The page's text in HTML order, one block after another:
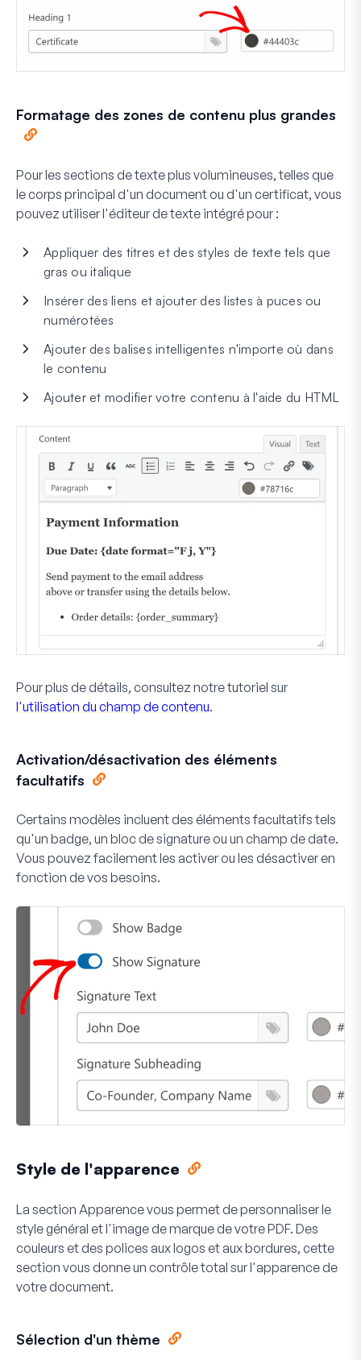
Formatage des zones de contenu plus grandes
Pour les sections de texte plus volumineuses, telles que
le corps principal d'un document ou d'un certificat, vous
pouvez utiliser l'éditeur de texte intégré pour :
Appliquer des titres et des styles de texte tels que
gras ou italique
Insérer des liens et ajouter des listes à puces ou
numérotées
Ajouter des balises intelligentes n'importe où dans
le contenu
Ajouter et modifier votre contenu à l'aide du HTML
Pour plus de détails, consultez notre tutoriel sur
l'utilisation du champ de contenu.
Activation/désactivation des éléments
facultatifs
Certains modèles incluent des éléments facultatifs tels
qu'un badge, un bloc de signature ou un champ de date.
Vous pouvez facilement les activer ou les désactiver en
fonction de vos besoins.
Style de l'apparence
La section Apparence vous permet de personnaliser le
style général et l'image de marque de votre PDF. Des
couleurs et des polices aux logos et aux bordures, cette
section vous donne un contrôle total sur l'apparence de
votre document.
Sélection d'un thème